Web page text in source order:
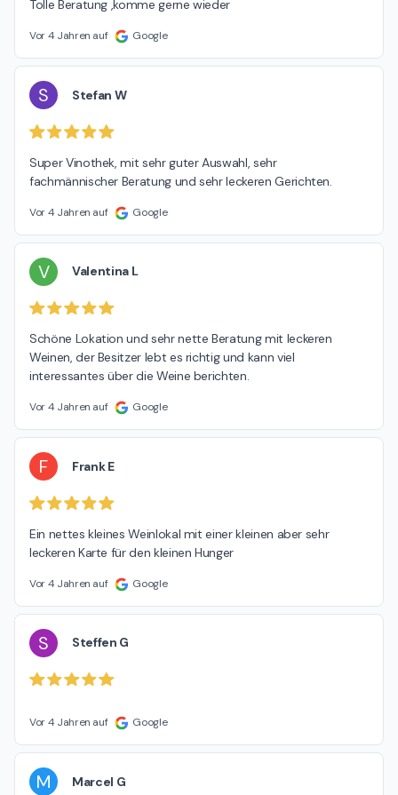
Tolle Beratung ,komme gerne wieder
Vor 4 Jahren auf Google
S Stefan W
Super Vinothek, mit sehr guter Auswahl, sehr
fachmännischer Beratung und sehr leckeren Gerichten.
Vor 4 Jahren auf Google
V Valentina L
Schöne Lokation und sehr nette Beratung mit leckeren
Weinen, der Besitzer lebt es richtig und kann viel
interessantes über die Weine berichten.
Vor 4 Jahren auf Google
F Frank E
Ein nettes kleines Weinlokal mit einer kleinen aber sehr
leckeren Karte für den kleinen Hunger
Vor 4 Jahren auf Google
S Steffen G
Vor 4 Jahren auf Google
M Marcel G